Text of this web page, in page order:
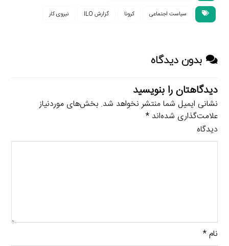
سیاست اجتماعی کرونا گزارش ILO نیروی کار
بدون دیدگاه
دیدگاهتان را بنویسید
نشانی ایمیل شما منتشر نخواهد شد. بخش‌های موردنیاز
علامت‌گذاری شده‌اند*
دیدگاه
نام*